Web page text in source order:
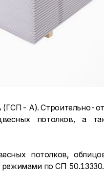
(ГСП- А). Строительно-
потолков, а
потолков,
по СП